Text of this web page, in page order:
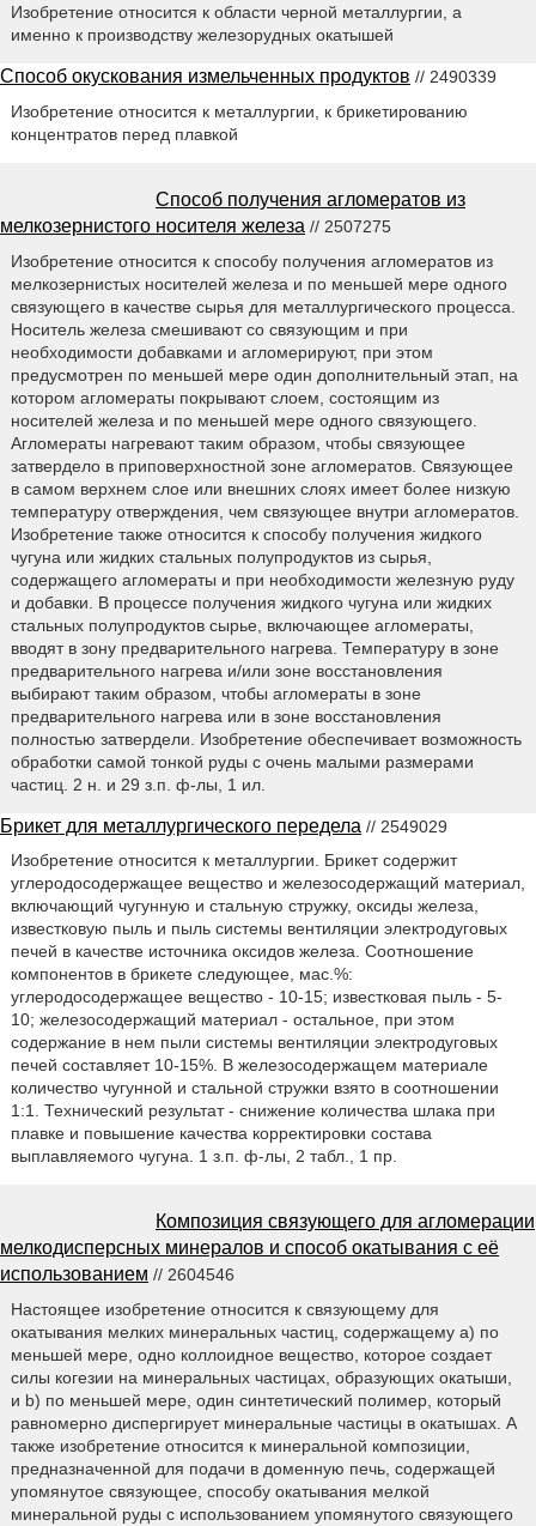
Изобретение относится к области черной металлургии, а
именно к производству железорудных окатышей
Способ окускования измельченных продуктов // 2490339
Изобретение относится к металлургии, к брикетированию
концентратов перед плавкой
Способ получения агломератов из
мелкозернистого носителя железа // 2507275
Изобретение относится к способу получения агломератов из
мелкозернистых носителей железа и по меньшей мере одного
связующего в качестве сырья для металлургического процесса.
Носитель железа смешивают со связующим и при
необходимости добавками и агломерируют, при этом
предусмотрен по меньшей мере один дополнительный этап, на
котором агломераты покрывают слоем, состоящим из
носителей железа и по меньшей мере одного связующего.
Агломераты нагревают таким образом, чтобы связующее
затвердело в приповерхностной зоне агломератов. Связующее
в самом верхнем слое или внешних слоях имеет более низкую
температуру отверждения, чем связующее внутри агломератов.
Изобретение также относится к способу получения жидкого
чугуна или жидких стальных полупродуктов из сырья,
содержащего агломераты и при необходимости железную руду
и добавки. В процессе получения жидкого чугуна или жидких
стальных полупродуктов сырье, включающее агломераты,
вводят в зону предварительного нагрева. Температуру в зоне
предварительного нагрева и/или зоне восстановления
выбирают таким образом, чтобы агломераты в зоне
предварительного нагрева или в зоне восстановления
полностью затвердели. Изобретение обеспечивает возможность
обработки самой тонкой руды с очень малыми размерами
частиц. 2 н. и 29 з.п. ф-лы, 1 ил.
Брикет для металлургического передела // 2549029
Изобретение относится к металлургии. Брикет содержит
углеродосодержащее вещество и железосодержащий материал,
включающий чугунную и стальную стружку, оксиды железа,
известковую пыль и пыль системы вентиляции электродуговых
печей в качестве источника оксидов железа. Соотношение
компонентов в брикете следующее, мас.%:
углеродосодержащее вещество - 10-15; известковая пыль - 5-
10; железосодержащий материал - остальное, при этом
содержание в нем пыли системы вентиляции электродуговых
печей составляет 10-15%. В железосодержащем материале
количество чугунной и стальной стружки взято в соотношении
1:1. Технический результат - снижение количества шлака при
плавке и повышение качества корректировки состава
выплавляемого чугуна. 1 з.п. ф-лы, 2 табл., 1 пр.
Композиция связующего для агломерации
мелкодисперсных минералов и способ окатывания с её
использованием // 2604546
Настоящее изобретение относится к связующему для
окатывания мелких минеральных частиц, содержащему а) по
меньшей мере, одно коллоидное вещество, которое создает
силы когезии на минеральных частицах, образующих окатыши,
и b) по меньшей мере, один синтетический полимер, который
равномерно диспергирует минеральные частицы в окатышах. А
также изобретение относится к минеральной композиции,
предназначенной для подачи в доменную печь, содержащей
упомянутое связующее, способу окатывания мелкой
минеральной руды с использованием упомянутого связующего